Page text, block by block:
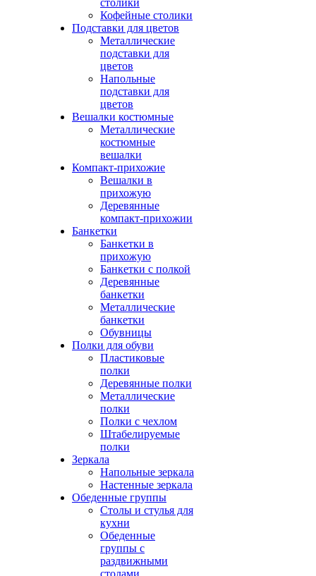
столики
Кофейные столики
Подставки для цветов
Металлические
подставки для
цветов
Напольные
подставки для
цветов
Вешалки костюмные
Металлические
костюмные
вешалки
Компакт-прихожие
Вешалки в
прихожую
Деревянные
компакт-прихожии
Банкетки
Банкетки в
прихожую
Банкетки с полкой
Деревянные
банкетки
Металлические
банкетки
Обувницы
Полки для обуви
Пластиковые
полки
Деревянные полки
Металлические
полки
Полки с чехлом
Штабелируемые
полки
Зеркала
Напольные зеркала
Настенные зеркала
Обеденные группы
Столы и стулья для
кухни
Обеденные
группы с
раздвижными
столами